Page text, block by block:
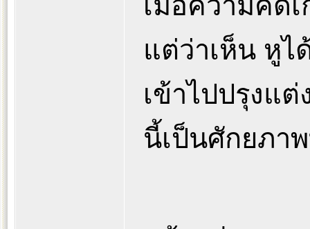
แต่ว่าเห็น หู
เข้าไปปรุงแ
นี้เป็นศักยภา